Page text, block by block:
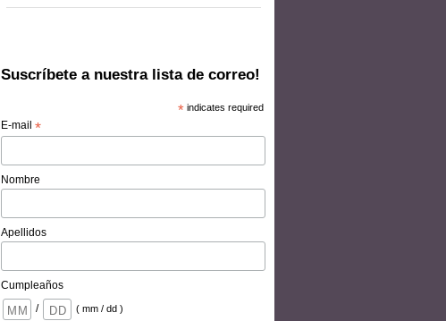
Suscríbete a nuestra lista de correo!
*indicates required
E-mail*
Nombre
Apellidos
Cumpleaños
/
( mm / dd )